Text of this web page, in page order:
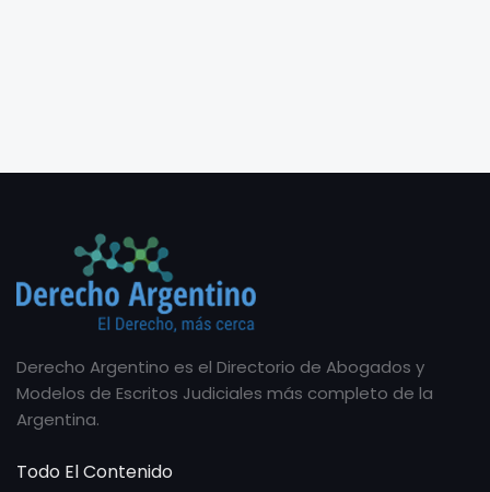
Derecho Argentino es el Directorio de Abogados y
Modelos de Escritos Judiciales más completo de la
Argentina.
Todo El Contenido